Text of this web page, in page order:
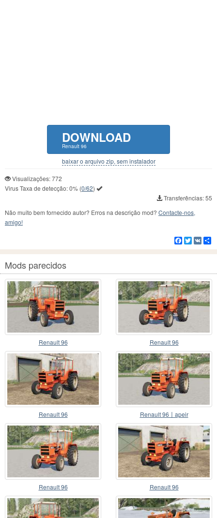
DOWNLOAD
Renault 96
baixar o arquivo zip, sem instalador
Visualizações: 772
Virus Taxa de detecção:0% (0/62)
Transferências: 55
Não muito bem fornecido autor? Erros na descrição mod? Contacte-nos,
amigo!
Facebook
Twitter
VK
Mods parecidos
Renault 96 Renault 96
Renault 96 Renault 96〡apeir
Renault 96 Renault 96